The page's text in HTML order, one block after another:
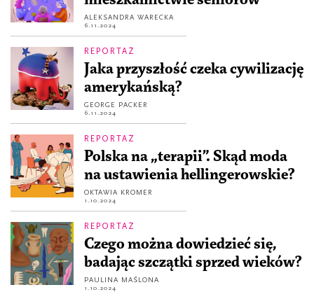
ALEKSANDRA WARECKA
6.11.2024
REPORTAŻ
Jaka przyszłość czeka cywilizację
amerykańską?
GEORGE PACKER
6.11.2024
REPORTAŻ
Polska na „terapii”. Skąd moda
na ustawienia hellingerowskie?
OKTAWIA KROMER
1.10.2024
REPORTAŻ
Czego można dowiedzieć się,
badając szczątki sprzed wieków?
PAULINA MAŚLONA
1.10.2024